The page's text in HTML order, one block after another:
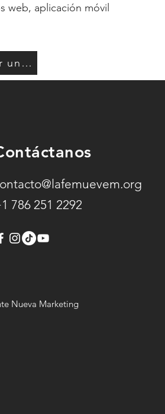
web, aplicación móvil
Reportar un problema de seguridad
786 251 2292
Nueva Marketing